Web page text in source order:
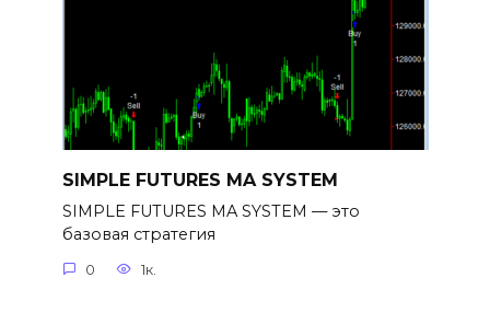
SIMPLE FUTURES MA SYSTEM
SIMPLE FUTURES MA SYSTEM — это
базовая стратегия
0 1к.